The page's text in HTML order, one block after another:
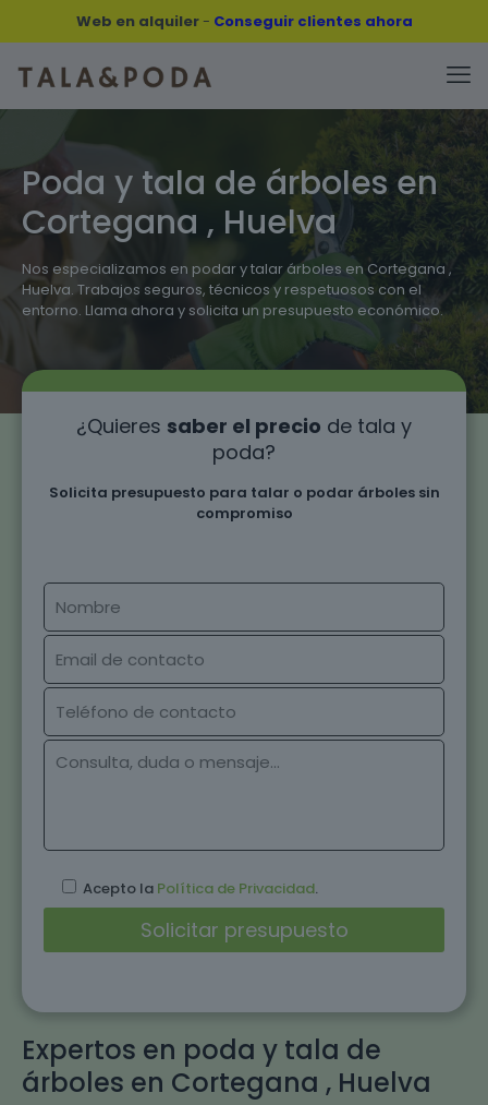
Web en alquiler- Conseguir clientes ahora
Poda y tala de árboles en
Cortegana , Huelva
Nos especializamos en podar y talar árboles en Cortegana ,
Huelva. Trabajos seguros, técnicos y respetuosos con el
entorno. Llama ahora y solicita un presupuesto económico.
Expertos en poda y tala de
árboles en Cortegana , Huelva
¿Quieres saber el precio de tala y
poda?
Solicita presupuesto para talar o podar árboles sin
compromiso
Acepto la Política de Privacidad.